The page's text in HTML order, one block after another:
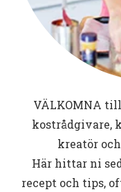
VÄLKOMNA till
kostrådgivare,
kreatör
Här hittar ni
recept och tips,